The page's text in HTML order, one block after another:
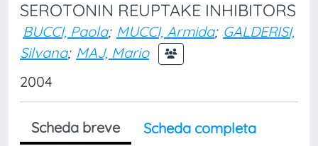
SEROTONIN REUPTAKE INHIBITORS
BUCCI, Paola; MUCCI, Armida; GALDERISI,
Silvana; MAJ, Mario
2004
Scheda breve
Scheda completa